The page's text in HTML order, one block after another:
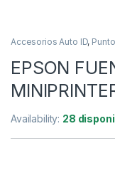
Accesorios Auto ID,
EPSON
Availability: 28